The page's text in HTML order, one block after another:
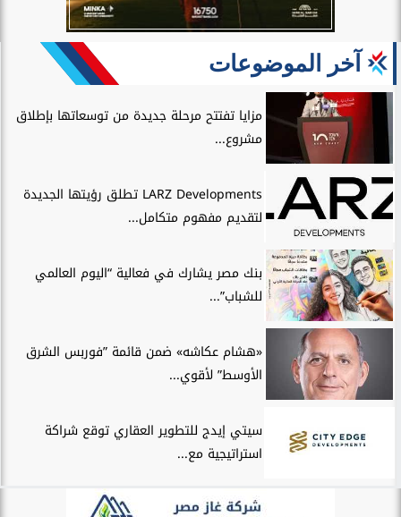
آخر الموضوعات
مزايا تفتتح مرحلة جديدة من توسعاتها بإطلاق
مشروع...
LARZ Developments تطلق رؤيتها الجديدة
لتقديم مفهوم متكامل...
بنك مصر يشارك في فعالية “اليوم العالمي
للشباب”...
«هشام عكاشه» ضمن قائمة ”فوربس الشرق
الأوسط” لأقوي...
سيتي إيدج للتطوير العقاري توقع شراكة
استراتيجية مع...